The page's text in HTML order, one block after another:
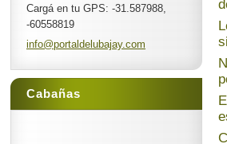
Cargá en tu GPS: -31.587988,
-60558819
info@portaldelubajay.com
Cabañas